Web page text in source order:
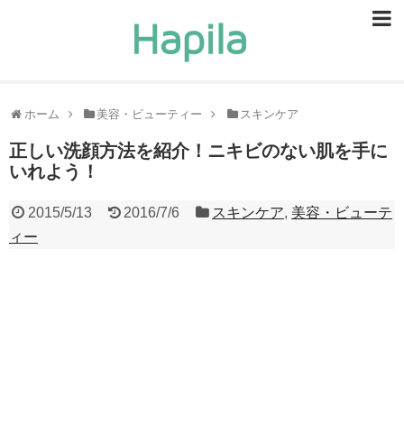
ホーム 美容・ビューティー スキンケア
正しい洗顔方法を紹介！ニキビのない肌を手に
いれよう！
2015/5/13 2016/7/6 スキンケア, 美容・ビューテ
ィー
ヘアケア
ヘルスケア
食事・食べ物